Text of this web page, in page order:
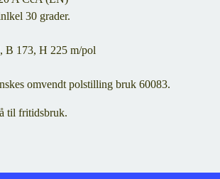
30 grader.
B 173, H 225 m/pol
omvendt polstilling bruk 60083.
til fritidsbruk.